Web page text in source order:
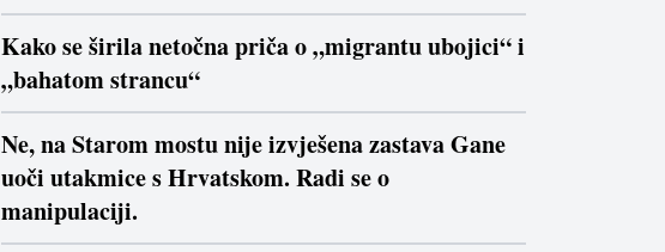
Kako se širila netočna priča o „migrantu ubojici“ i
„bahatom strancu“
Ne, na Starom mostu nije izvješena zastava Gane
uoči utakmice s Hrvatskom. Radi se o
manipulaciji.